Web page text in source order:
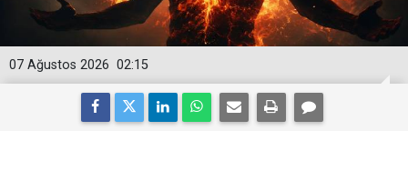
02:15
07 Ağustos 2026